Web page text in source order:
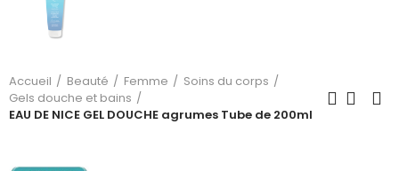
Accueil Beauté Femme
Soins du corps
Gels douche et bains
EAU DE NICE GEL DOUCHE agrumes Tube de 200ml